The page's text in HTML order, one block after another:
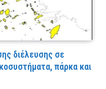
διέλευσης σε
πάρκα και